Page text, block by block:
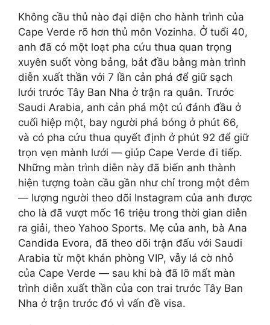
Không cầu thủ nào đại diện cho hành trình của
Cape Verde rõ hơn thủ môn Vozinha. Ở tuổi 40,
anh đã có một loạt pha cứu thua quan trọng
xuyên suốt vòng bảng, bắt đầu bằng màn trình
diễn xuất thần với 7 lần cản phá để giữ sạch
lưới trước Tây Ban Nha ở trận ra quân. Trước
Saudi Arabia, anh cản phá một cú đánh đầu ở
cuối hiệp một, bay người phá bóng ở phút 66,
và có pha cứu thua quyết định ở phút 92 để giữ
trọn vẹn mành lưới — giúp Cape Verde đi tiếp.
Những màn trình diễn này đã biến anh thành
hiện tượng toàn cầu gần như chỉ trong một đêm
— lượng người theo dõi Instagram của anh được
cho là đã vượt mốc 16 triệu trong thời gian diễn
ra giải, theo Yahoo Sports. Mẹ của anh, bà Ana
Candida Evora, đã theo dõi trận đấu với Saudi
Arabia từ một khán phòng VIP, vẫy lá cờ nhỏ
của Cape Verde — sau khi bà đã lỡ mất màn
trình diễn xuất thần của con trai trước Tây Ban
Nha ở trận trước đó vì vấn đề visa.